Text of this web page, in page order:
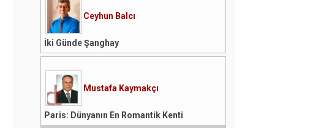
Ceyhun Balcı
İki Günde Şanghay
Mustafa Kaymakçı
Paris: Dünyanın En Romantik Kenti